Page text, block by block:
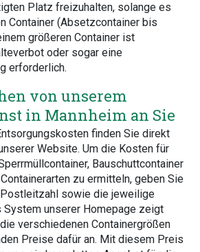
Platz freizuhalten, solange es
Container (Absetzcontainer bis
größeren Container ist
oder sogar eine
erforderlich.
von unserem
in Mannheim an Sie
finden Sie direkt
Website. Um die Kosten für
Bauschuttcontainer
zu ermitteln, geben Sie
Postleitzahl sowie die jeweilige
System unserer Homepage zeigt
verschiedenen Containergrößen
Preise dafür an. Mit diesem Preis